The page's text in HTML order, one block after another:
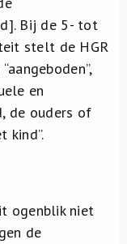
Bij de 5- tot
stelt de HGR
en
de ouders of
kind”.
ogenblik niet
de